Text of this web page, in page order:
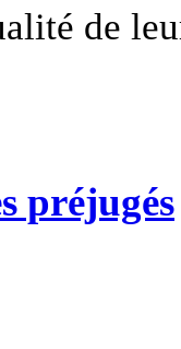
de
préjugés